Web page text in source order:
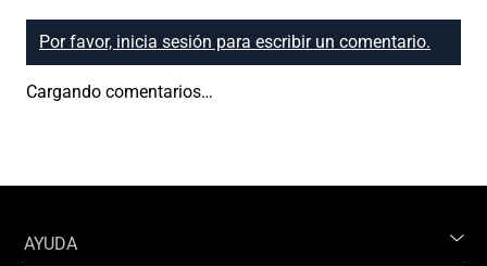
Por favor, inicia sesión para escribir un comentario.
Cargando comentarios…
AYUDA